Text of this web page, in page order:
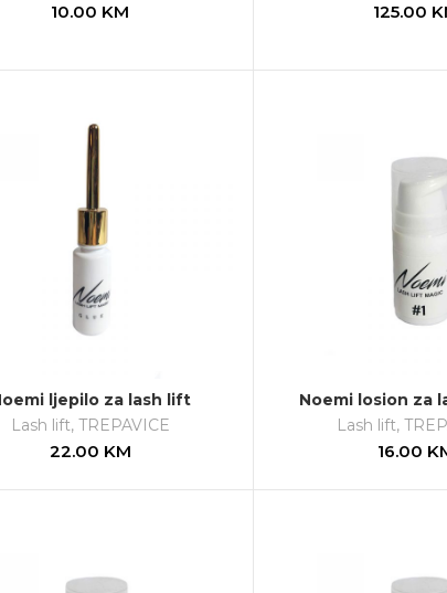
10.00 KM 125.00
ljepilo za lash lift
Lash lift, TREPAVICE
22.00 KM
Noemi losion za
Lash lift,
16.00